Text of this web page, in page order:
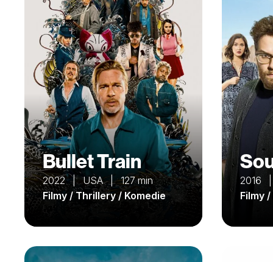
Bullet Train
2022 | USA | 127 min
Filmy / Thrillery / Komedie
2016
Filmy